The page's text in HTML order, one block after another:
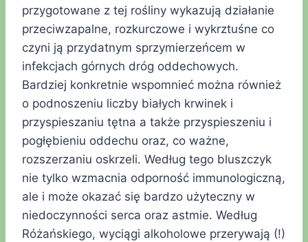
przygotowane z tej rośliny wykazują działanie
przeciwzapalne, rozkurczowe i wykrztuśne co
czyni ją przydatnym sprzymierzeńcem w
infekcjach górnych dróg oddechowych.
Bardziej konkretnie wspomnieć można również
o podnoszeniu liczby białych krwinek i
przyspieszaniu tętna a także przyspieszeniu i
pogłębieniu oddechu oraz, co ważne,
rozszerzaniu oskrzeli. Według tego bluszczyk
nie tylko wzmacnia odporność immunologiczną,
ale i może okazać się bardzo użyteczny w
niedoczynności serca oraz astmie. Według
Różańskiego, wyciągi alkoholowe przerywają (!)